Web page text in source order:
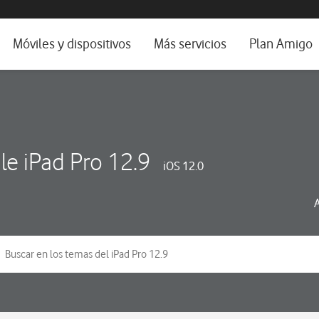
e idioma
Móviles y dispositivos Más servicios Plan Amigo
iPad Pro 12.9 iOS 12.0